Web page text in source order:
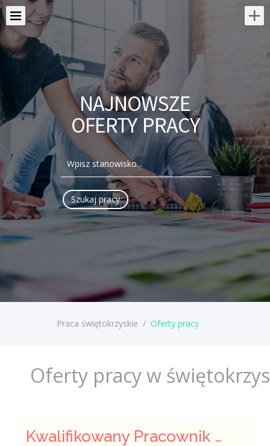
NAJNOWSZE
OFERTY PRACY
Praca świętokrzyskie / Oferty pracy
Oferty pracy w
Kwalifikowany Pracownik / Kwalifikowana Pracowniczka Ochrony